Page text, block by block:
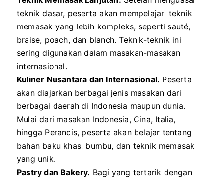
teknik dasar, peserta akan mempelajari teknik
memasak yang lebih kompleks, seperti sauté,
braise, poach, dan blanch. Teknik-teknik ini
sering digunakan dalam masakan-masakan
internasional.
Kuliner Nusantara dan Internasional. Peserta
akan diajarkan berbagai jenis masakan dari
berbagai daerah di Indonesia maupun dunia.
Mulai dari masakan Indonesia, Cina, Italia,
hingga Perancis, peserta akan belajar tentang
bahan baku khas, bumbu, dan teknik memasak
yang unik.
Pastry dan Bakery. Bagi yang tertarik dengan